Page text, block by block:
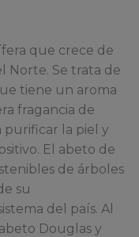
que crece de
Norte. Se trata de
tiene un aroma
fragancia de
purificar la piel y
El abeto de
de árboles
su
del país. Al
Douglas y